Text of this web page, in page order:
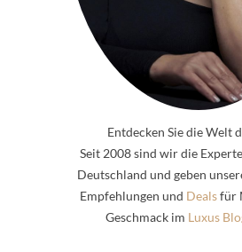
Entdecken Sie die Welt
Seit 2008 sind wir die
Deutschland und geben
Empfehlungen und Dealsfür
Geschmack im Luxus